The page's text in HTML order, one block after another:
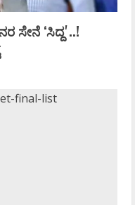
ಸೇನೆ ʻಸಿದ್ದʼ..!